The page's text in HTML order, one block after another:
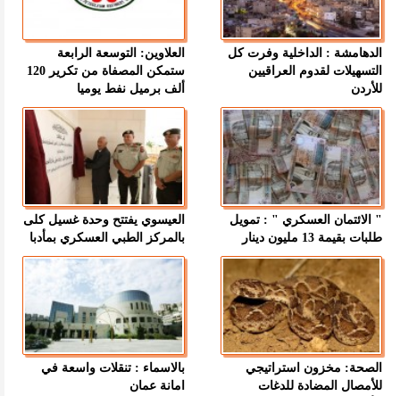
الدهامشة : الداخلية وفرت كل
التسهيلات لقدوم العراقيين
للأردن
العلاوين: التوسعة الرابعة
ستمكن المصفاة من تكرير 120
ألف برميل نفط يوميا
" الائتمان العسكري " : تمويل
طلبات بقيمة 13 مليون دينار
العيسوي يفتتح وحدة غسيل كلى
بالمركز الطبي العسكري بمأدبا
الصحة: مخزون استراتيجي
للأمصال المضادة للدغات
بالاسماء : تنقلات واسعة في
امانة عمان